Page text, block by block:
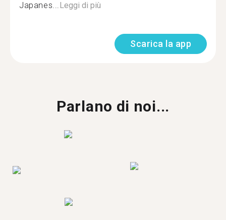
Japanes...Leggi di più
Scarica la app
Parlano di noi...